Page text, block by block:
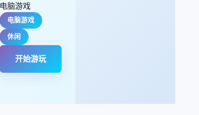
电脑游戏
电脑游戏
休闲
开始游玩